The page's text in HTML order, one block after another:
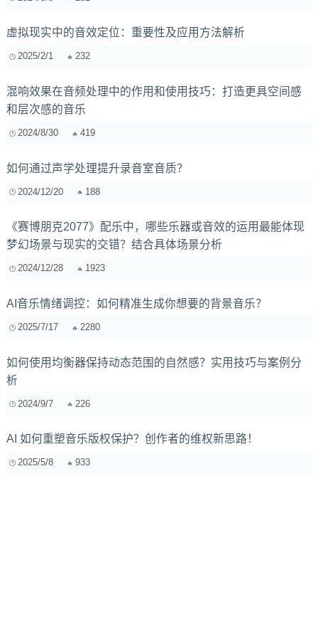
虚拟现实中的音效定位：重要性及应用方法解析
2025/2/1 232
混响效果在音频处理中的作用和使用技巧：打造更具空间感
和层次感的音乐
2024/8/30 419
如何通过声学处理提升录音室音质？
2024/12/20 188
《赛博朋克2077》配乐中，哪些乐器或音效的运用最能体现
梦幻场景与现实的交错？结合具体场景分析
2024/12/28 1923
AI音乐情绪调控：如何精准生成你想要的背景音乐？
2025/7/17 2280
如何使用均衡器保持动态范围的自然感？实用技巧与案例分
析
2024/9/7 226
AI 如何重塑音乐版权保护？创作者的维权新思路！
2025/5/8 933